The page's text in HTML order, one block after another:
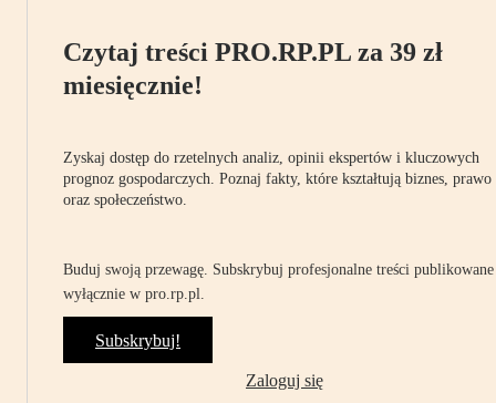
Czytaj treści PRO.RP.PL za 39 zł
miesięcznie!
Zyskaj dostęp do rzetelnych analiz, opinii ekspertów i kluczowych
prognoz gospodarczych. Poznaj fakty, które kształtują biznes, prawo
oraz społeczeństwo.
Buduj swoją przewagę. Subskrybuj profesjonalne treści publikowane
wyłącznie w pro.rp.pl.
Subskrybuj!
Zaloguj się